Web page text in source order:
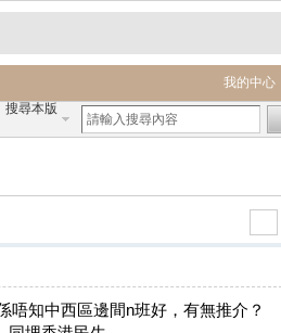
我的中心
搜尋本版
唔知中西區邊間n班好，有無推介？